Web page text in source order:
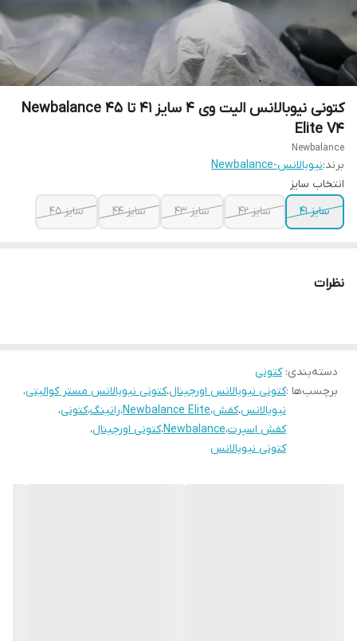
کتونی نیوبالانس الیت وی 4 سایز ۴۱ تا ۴۵ Newbalance
Elite V4
Newbalance
برند:نیوبالانس-Newbalance
انتخاب سایز
سایز ۴۱
سایز ۴۲ سایز ۴۳ سایز ۴۴ سایز ۴۵
نظرات
دسته‌بندی:کتونی
برچسب‌ها :کتونی نیوبالانس اورجینال،کتونی نیوبالانس مستر کوالیتی،
نیوبالانس،کفش،Newbalance Elite،رانینگ،کتونی،
کفش اسپرت،Newbalance،کتونی اورجینال،
کتونی نیوبالانس